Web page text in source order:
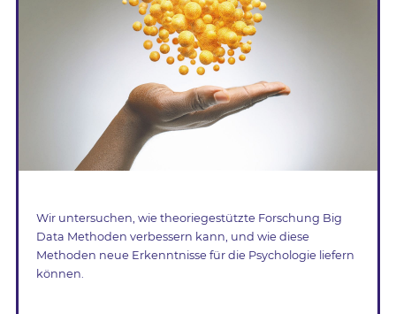
Wir untersuchen, wie theoriegestützte Forschung Big
Data Methoden verbessern kann, und wie diese
Methoden neue Erkenntnisse für die Psychologie liefern
können.